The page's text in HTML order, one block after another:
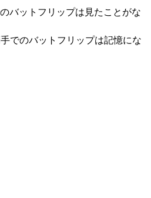
バットフリップは見たことがな
でのバットフリップは記憶にな